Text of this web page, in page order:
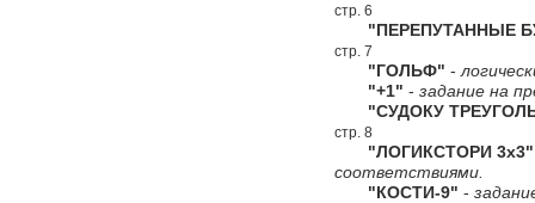
стр. 6
"ПЕРЕПУТАННЫЕ
стр. 7
"ГОЛЬФ" -
"+1" - задание на
"СУДОКУ
стр. 8
"ЛОГИКСТОРИ 3х3"
соответствиями.
"КОСТИ-9" -